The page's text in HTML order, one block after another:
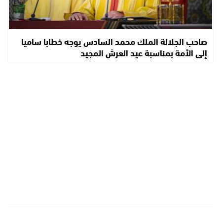
صاحب الجلالة الملك محمد السادس يوجه خطابا ساميا
إلى الأمة بمناسبة عيد العرش المجيد